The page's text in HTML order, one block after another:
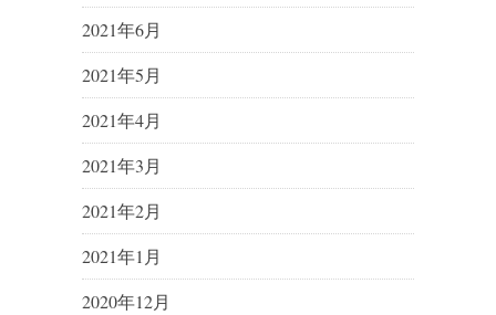
2021年6月
2021年5月
2021年4月
2021年3月
2021年2月
2021年1月
2020年12月